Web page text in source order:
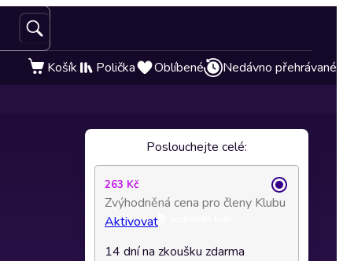
Košík Polička Oblíbené Nedávno přehrávané
Poslouchejte celé:
263 Kč
Zvýhodněná cena pro členy Klubu
Aktivovat
14 dní na zkoušku zdarma